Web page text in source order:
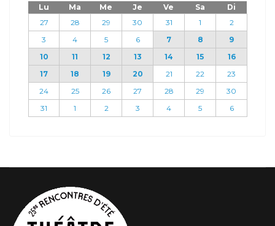
Lu Ma Me Je Ve Sa
Di
27
28 29 30 31 1
2
3
4 5 6 7 8
9
10
11 12 13 14 15
16
17
18 19 20 21 22
23
24
25 26 27 28 29
30
31
1 2 3 4 5 6